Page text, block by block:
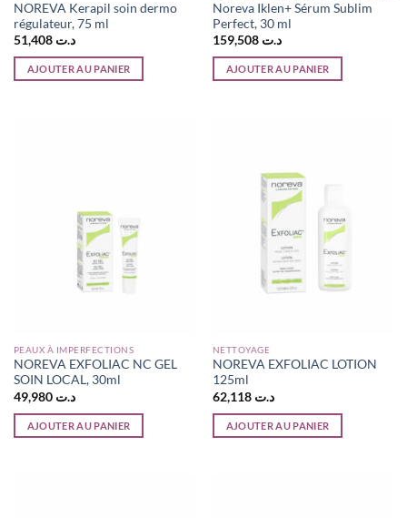
NOREVA Kerapil soin dermo
régulateur, 75 ml
د.ت 51,408
AJOUTER AU PANIER
Noreva Iklen+ Sérum Sublim
Perfect, 30 ml
د.ت 159,508
AJOUTER AU PANIER
PEAUX À IMPERFECTIONS
NOREVA EXFOLIAC NC GEL
SOIN LOCAL, 30ml
د.ت 49,980
AJOUTER AU PANIER
NETTOYAGE
NOREVA EXFOLIAC LOTION
125ml
د.ت 62,118
AJOUTER AU PANIER